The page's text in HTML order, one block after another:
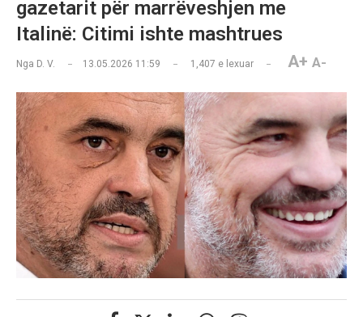
gazetarit për marrëveshjen me
Italinë: Citimi ishte mashtrues
Nga D. V. 13.05.2026 11:59 1,407 e lexuar A+ A-